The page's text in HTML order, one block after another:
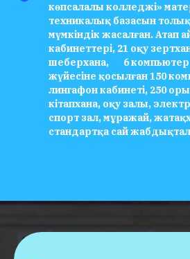
көпсалалы колледжі»
техникалық базасын
мүмкіндік жасалған. Атап
кабинеттері, 21 оқу
шеберхана, 6 компьютер
жүйесіне қосылған 150
лингафон кабинеті, 250
кітапхана, оқу залы,
спорт зал, мұражай,
стандартқа сай